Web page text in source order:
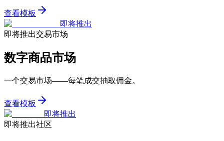
查看模板
即将推出
即将推出交易市场
数字商品市场
一个交易市场——每笔成交抽取佣金。
查看模板
即将推出
即将推出社区